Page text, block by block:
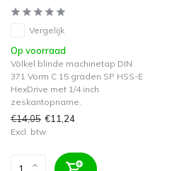
Vergelijk
Op voorraad
Völkel blinde machinetap DIN
371 Vorm C 15 graden SP HSS-E
HexDrive met 1/4 inch
zeskantopname.
€14,05 €11,24
Excl. btw